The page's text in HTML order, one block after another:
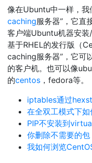
像在Ubuntu中一样，
caching服务器”，它直
客户端Ubuntu机器安装
基于RHEL的发行版（
caching服务器”，它可
的客户机。也可以像
的centos ，fedora等。
iptables通过
在全双工模式下
PIP不安装到
你删除不需要的
我如何浏览